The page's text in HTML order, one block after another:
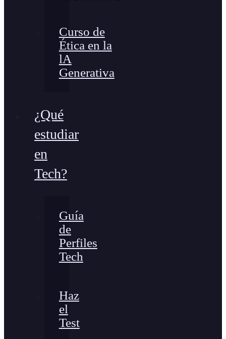
Curso de
Ética en la
lA
Generativa
¿Qué
estudiar
en
Tech?
Guía
de
Perfiles
Tech
Haz
el
Test